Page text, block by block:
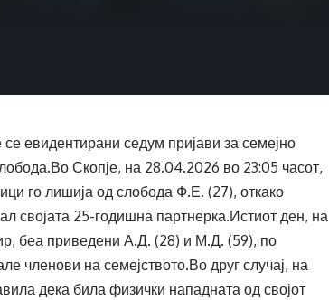
евидентирани седум пријави за семејно
Скопје, на 28.04.2026 во 23:05 часот,
го лишија од слобода Ф.Е. (27), откако
својата 25-годишна партнерка.Истиот ден, на
беа приведени А.Д. (28) и М.Д. (59), по
членови на семејството.Во друг случај, на
дека била физички нападната од својот